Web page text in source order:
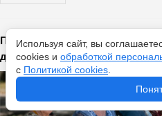
Пенсионерам России со
доплата - как ее получить
Используя сайт, вы
cookies и обработкой
с Политикой cookies